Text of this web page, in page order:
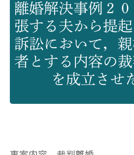
離婚解決事例２
張する夫から提
訴訟において，
者とする内容の
を成立させ